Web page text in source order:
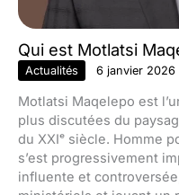
Qui est Motlatsi
Actualités 6 janvier 2026
Motlatsi Maqelepo est
plus discutées du
du XXIᵉ siècle. Homme
s’est progressivement
influente et